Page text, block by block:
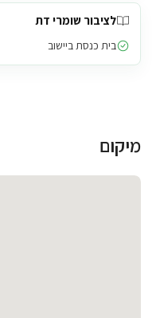
לציבור שומרי דת
בית כנסת ביישוב
מיקום